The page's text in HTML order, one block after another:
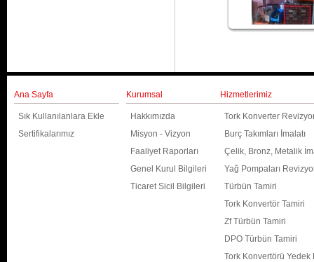
Ana Sayfa
Sık Kullanılanlara Ekle
Sertifikalarımız
Kurumsal
Hakkımızda
Misyon - Vizyon
Faaliyet Raporları
Genel Kurul Bilgileri
Ticaret Sicil Bilgileri
Hizmetlerimiz
Tork Konverter
Burç Takımları İmalatı
Çelik, Bronz, Metalik
Yağ Pompaları
Türbün Tamiri
Tork Konvertör Tamiri
Zf Türbün Tamiri
DPO Türbün Tamiri
Tork Konvertörü Yedek